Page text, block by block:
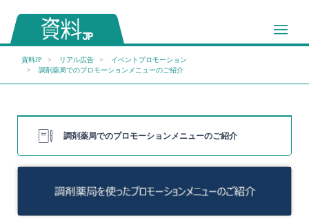
資料JP リアル広告
イベントプロモーション
調剤薬局でのプロモーションメニューのご紹介
調剤薬局でのプロモーションメニューのご紹介